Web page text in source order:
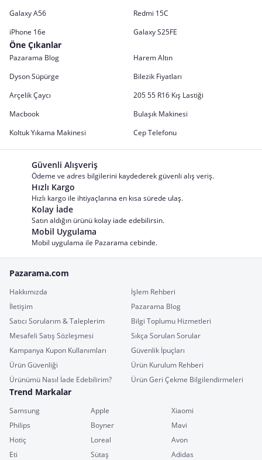
Galaxy A56
Redmi 15C
iPhone 16e
Galaxy S25FE
Öne Çıkanlar
Pazarama Blog
Harem Altın
Dyson Süpürge
Bilezik Fiyatları
Arçelik Çaycı
205 55 R16 Kış Lastiği
Macbook
Bulaşık Makinesi
Koltuk Yıkama Makinesi
Cep Telefonu
Güvenli Alışveriş
Ödeme ve adres bilgilerini kaydederek güvenli alış veriş.
Hızlı Kargo
Hızlı kargo ile ihtiyaçlarına en kısa sürede ulaş.
Kolay İade
Satın aldığın ürünü kolay iade edebilirsin.
Mobil Uygulama
Mobil uygulama ile Pazarama cebinde.
Pazarama.com
Hakkımızda
İşlem Rehberi
İletişim
Pazarama Blog
Satıcı Sorularım & Taleplerim
Bilgi Toplumu Hizmetleri
Mesafeli Satış Sözleşmesi
Sıkça Sorulan Sorular
Kampanya Kupon Kullanımları
Güvenlik İpuçları
Ürün Güvenliği
Ürün Kurulum Rehberi
Ürünümü Nasıl İade Edebilirim?
Ürün Geri Çekme Bilgilendirmeleri
Trend Markalar
Samsung Apple
Xiaomi
Philips
Boyner
Mavi
Hotiç
Loreal
Avon
Eti
Sütaş
Adidas